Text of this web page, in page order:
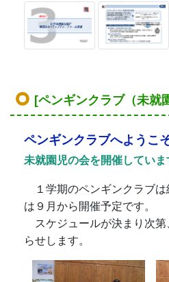
[ペンギンクラブ（未就
ペンギンクラブへようこ
未就園児の会を開催してい
１学期のペンギンクラブは
は９月から開催予定です。
スケジュールが決まり次第
らせします。